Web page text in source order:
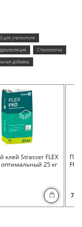
для утеплителя
Стеклосетка
добавка
клей Strasser FLEX
оптимальный 25 кг
730